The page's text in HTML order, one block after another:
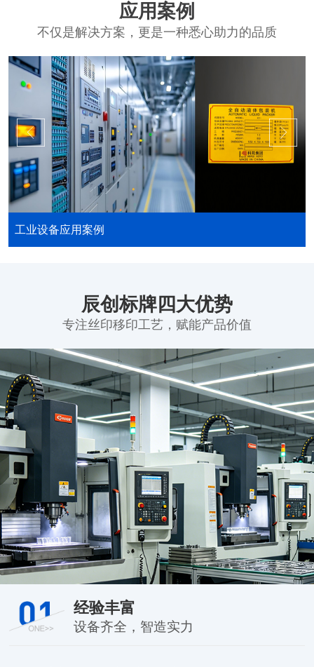
应用案例
不仅是解决方案，更是一种悉心助力的品质
工业设备应用案例
辰创标牌四大优势
专注丝印移印工艺，赋能产品价值
经验丰富
设备齐全，智造实力